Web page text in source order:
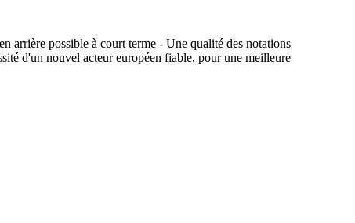
arrière possible à court terme - Une qualité des notations
d'un nouvel acteur européen fiable, pour une meilleure